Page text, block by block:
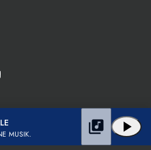
MUSIK. play_arrow
library_music